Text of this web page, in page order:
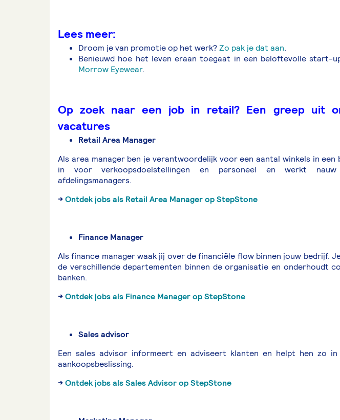
Lees meer:
Droom je van promotie op het werk?Zo pak je dat aan.
Benieuwd hoe het leven eraan toegaat in een beloftevolle start-
Morrow Eyewear.
Op zoek naar een job in retail? Een greep uit
vacatures
Retail Area Manager
Als area manager ben je verantwoordelijk voor een aantal winkels in een
in voor verkoopsdoelstellingen en personeel en werkt
afdelingsmanagers.
→Ontdek jobs als Retail Area Manager op StepStone
Finance Manager
Als finance manager waak jij over de financiële flow binnen jouw bedrijf.
de verschillende departementen binnen de organisatie en onderhoudt
banken.
→Ontdek jobs als Finance Manager op StepStone
Sales advisor
Een sales advisor informeert en adviseert klanten en helpt hen zo
aankoopsbeslissing.
→Ontdek jobs als Sales Advisor op StepStone